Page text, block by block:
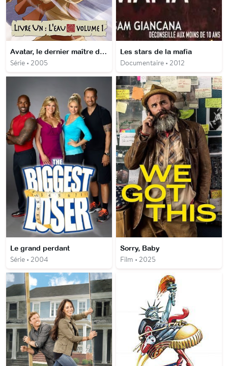
Avatar, le dernier maître de l'air
Série • 2005
Les stars de la mafia
Documentaire • 2012
Le grand perdant
Série • 2004
Sorry, Baby
Film • 2025